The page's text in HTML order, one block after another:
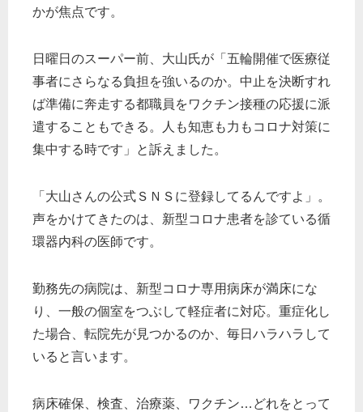
かが焦点です。
日曜日のスーパー前、大山氏が「五輪開催で医療従
事者にさらなる負担を強いるのか。中止を決断すれ
ば準備に奔走する都職員をワクチン接種の応援に派
遣することもできる。人も知恵も力もコロナ対策に
集中する時です」と訴えました。
「大山さんの公式ＳＮＳに登録してるんですよ」。
声をかけてきたのは、新型コロナ患者を診ている循
環器内科の医師です。
勤務先の病院は、新型コロナ専用病床が満床にな
り、一般の個室をつぶして軽症者に対応。重症化し
た場合、転院先が見つかるのか、毎日ハラハラして
いると言います。
病床確保、検査、治療薬、ワクチン…どれをとって